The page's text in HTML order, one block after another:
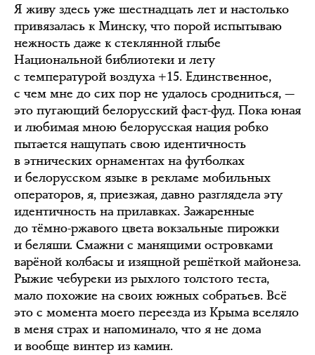
Я живу здесь уже шестнадцать лет и настолько
привязалась к Минску, что порой испытываю
нежность даже к стеклянной глыбе
Национальной библиотеки и лету
с температурой воздуха +15. Единственное,
с чем мне до сих пор не удалось сродниться, —
это пугающий белорусский фаст-фуд. Пока юная
и любимая мною белорусская нация робко
пытается нащупать свою идентичность
в этнических орнаментах на футболках
и белорусском языке в рекламе мобильных
операторов, я, приезжая, давно разглядела эту
идентичность на прилавках. Зажаренные
до тёмно-ржавого цвета вокзальные пирожки
и беляши. Смажни с манящими островками
варёной колбасы и изящной решёткой майонеза.
Рыжие чебуреки из рыхлого толстого теста,
мало похожие на своих южных собратьев. Всё
это с момента моего переезда из Крыма вселяло
в меня страх и напоминало, что я не дома
и вообще винтер из камин.